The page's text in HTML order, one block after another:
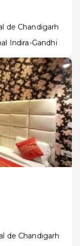
de Chandigarh
Indira-Gandhi
de Chandigarh